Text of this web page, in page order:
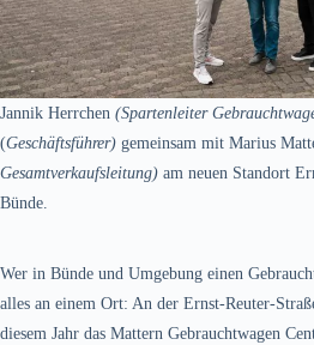
Jannik Herrchen (Spartenleiter
(Geschäftsführer) gemeinsam mit Marius
Gesamtverkaufsleitung) am neuen Standort
Bünde.
Wer in Bünde und Umgebung einen
alles an einem Ort: An der Ernst-Reuter-
diesem Jahr das Mattern Gebrauchtwagen